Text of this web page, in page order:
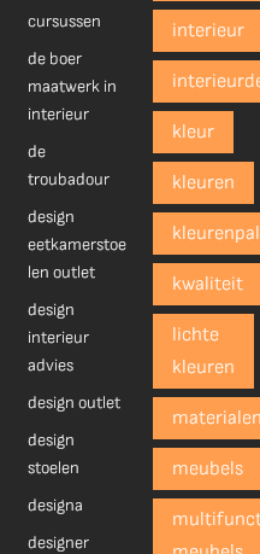
cursussen
de boer
maatwerk in
interieur
de
troubadour
design
eetkamerstoe
len outlet
design
interieur
advies
design outlet
design
stoelen
designa
designer
interieur
kleur
kleuren
kwaliteit
lichte
kleuren
meubels